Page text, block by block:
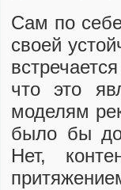
Сам по
своей
что это
моделям
было бы
Нет,